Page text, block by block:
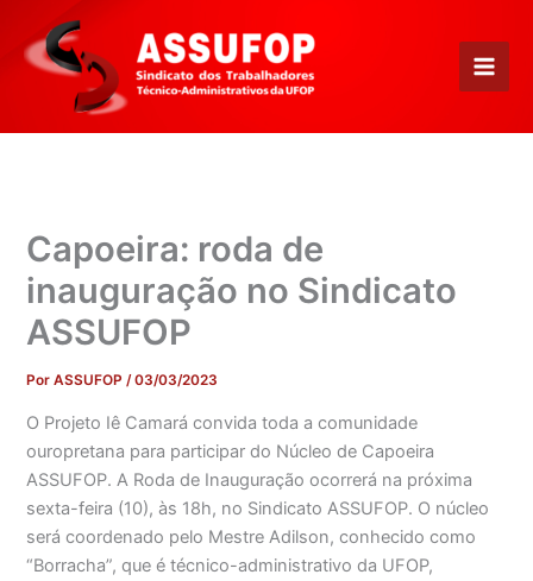
para
conteúdo
Capoeira: roda de
inauguração no Sindicato
ASSUFOP
PorASSUFOP/03/03/2023
O Projeto Iê Camará convida toda a comunidade
ouropretana para participar do Núcleo de Capoeira
ASSUFOP. A Roda de Inauguração ocorrerá na próxima
sexta-feira (10), às 18h, no Sindicato ASSUFOP. O núcleo
será coordenado pelo Mestre Adilson, conhecido como
“Borracha”, que é técnico-administrativo da UFOP,